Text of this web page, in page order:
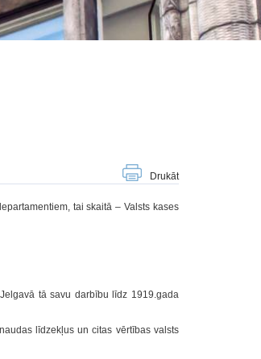
Drukāt
tai skaitā – Valsts kases
tā savu darbību līdz 1919.gada
līdzekļus un citas vērtības valsts